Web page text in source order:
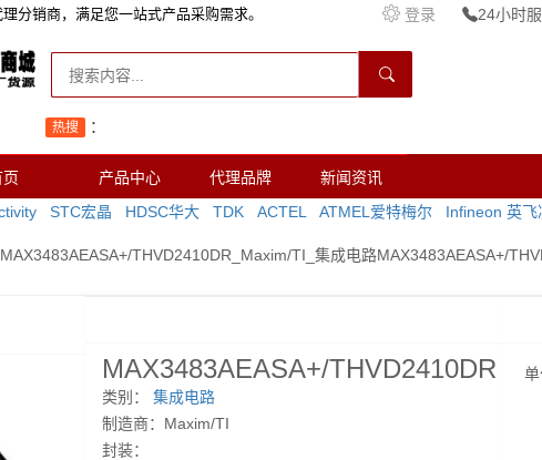
分销商，满足您一站式产品采购需求。 登录 24小时
热搜 ：
产品中心 代理品牌
新闻资讯
STC宏晶 HDSC华大 TDK ACTEL ATMEL爱特梅尔 Infineon 英飞
MAX3483AEASA+/THVD2410DR_Maxim/TI_集成电路MAX3483AEASA+/
MAX3483AEASA+/THVD2410DR
类别： 集成电路
制造商：Maxim/TI
封装：